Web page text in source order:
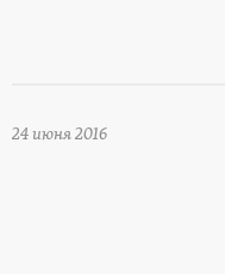
24 июня 2016